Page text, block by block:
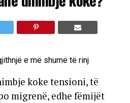
koke tensioni, të
migrenë, edhe fëmijët